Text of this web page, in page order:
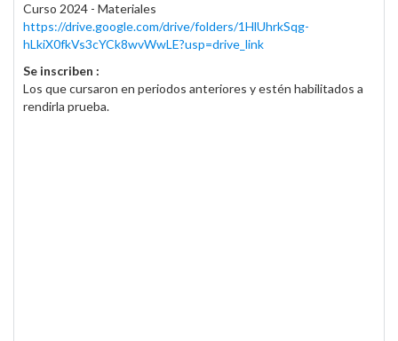
Curso 2024 - Materiales
https://drive.google.com/drive/folders/1HlUhrkSqg-
hLkiX0fkVs3cYCk8wvWwLE?usp=drive_link
Se inscriben :
Los que cursaron en periodos anteriores y estén habilitados a
rendirla prueba.